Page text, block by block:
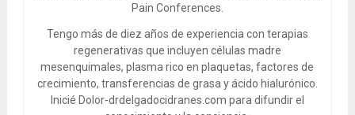
Pain Conferences.
Tengo más de diez años de experiencia con terapias
regenerativas que incluyen células madre
mesenquimales, plasma rico en plaquetas, factores de
crecimiento, transferencias de grasa y ácido hialurónico.
Inicié Dolor-drdelgadocidranes.com para difundir el